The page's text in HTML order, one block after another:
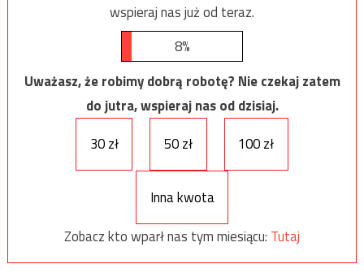
wspieraj nas już od teraz.
8%
Uważasz, że robimy dobrą robotę? Nie czekaj zatem
do jutra, wspieraj nas od dzisiaj.
30 zł
50 zł 100 zł
Inna kwota
Zobacz kto wparł nas tym miesiącu: Tutaj